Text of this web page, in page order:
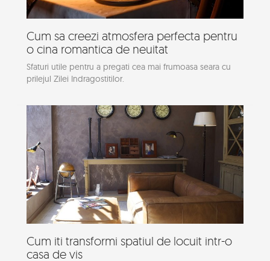
Cum sa creezi atmosfera perfecta pentru
o cina romantica de neuitat
Sfaturi utile pentru a pregati cea mai frumoasa seara cu
prilejul Zilei Indragostitilor.
Cum iti transformi spatiul de locuit intr-o
casa de vis